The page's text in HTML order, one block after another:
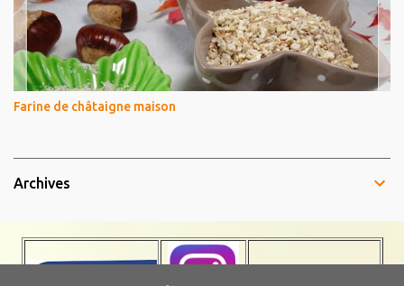
Farine de châtaigne maison
Archives